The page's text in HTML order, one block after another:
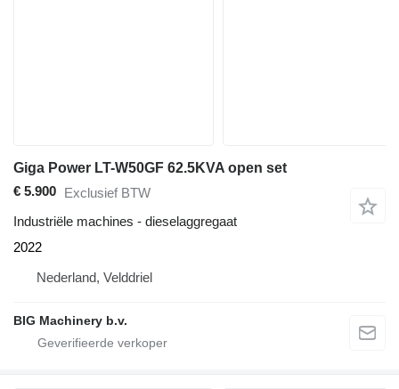
Giga Power LT-W50GF 62.5KVA open set
€ 5.900 Exclusief BTW
Industriële machines - dieselaggregaat
2022
Nederland, Velddriel
BIG Machinery b.v.